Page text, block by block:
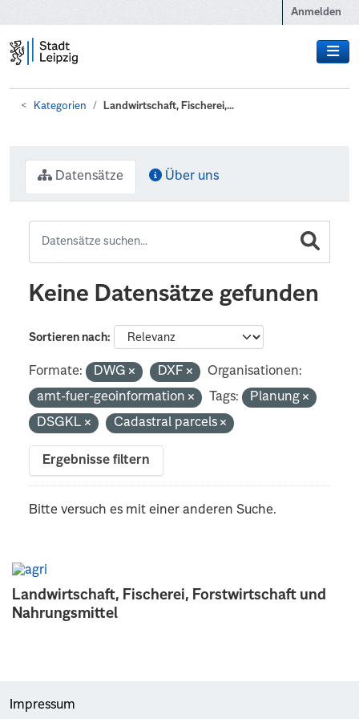
Anmelden
Kategorien Landwirtschaft, Fischerei,...
Landwirtschaft, Fischerei, Forstwirtschaft und
Nahrungsmittel
Datensätze Über uns
Keine Datensätze gefunden
Sortieren nach
Formate: DWG DXF
Organisationen:
amt-fuer-geoinformation
Tags:
Planung
DSGKL
Cadastral parcels
Ergebnisse filtern
Bitte versuch es mit einer anderen Suche.
Impressum